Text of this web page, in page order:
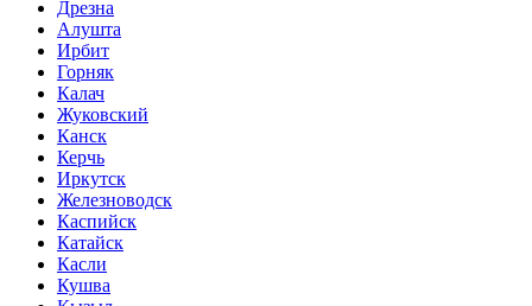
Дрезна
Алушта
Ирбит
Горняк
Калач
Жуковский
Канск
Керчь
Иркутск
Железноводск
Каспийск
Катайск
Касли
Кушва